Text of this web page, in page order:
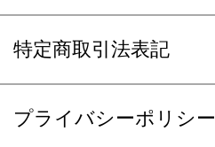
特定商取引法表記
プライバシーポリシー